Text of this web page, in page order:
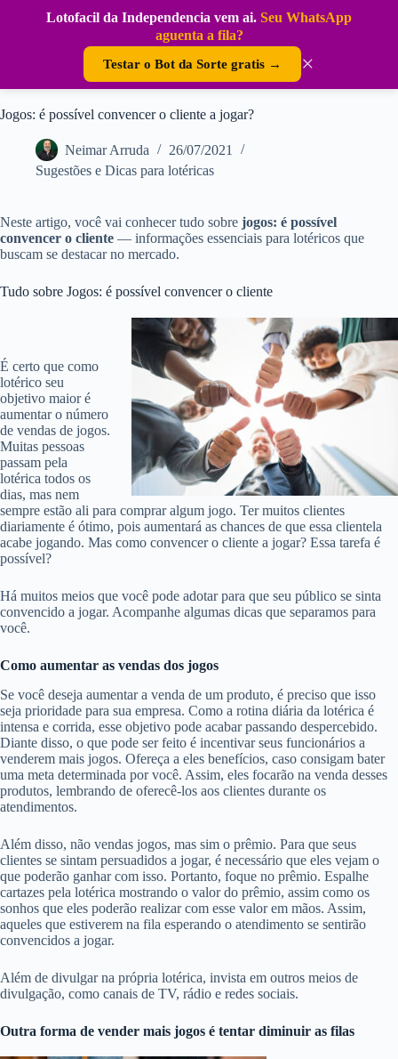
Lotofacil da Independencia vem ai. Seu WhatsApp
aguenta a fila?
Testar o Bot da Sorte gratis → ×
Jogos: é possível convencer o cliente a jogar?
Neimar Arruda
26/07/2021
Sugestões e Dicas para lotéricas
Neste artigo, você vai conhecer tudo sobre jogos: é possível
convencer o cliente — informações essenciais para lotéricos que
buscam se destacar no mercado.
Tudo sobre Jogos: é possível convencer o cliente
É certo que como
lotérico seu
objetivo maior é
aumentar o número
de vendas de jogos.
Muitas pessoas
passam pela
lotérica todos os
dias, mas nem
sempre estão ali para comprar algum jogo. Ter muitos clientes
diariamente é ótimo, pois aumentará as chances de que essa clientela
acabe jogando. Mas como convencer o cliente a jogar? Essa tarefa é
possível?
Há muitos meios que você pode adotar para que seu público se sinta
convencido a jogar. Acompanhe algumas dicas que separamos para
você.
Como aumentar as vendas dos jogos
Se você deseja aumentar a venda de um produto, é preciso que isso
seja prioridade para sua empresa. Como a rotina diária da lotérica é
intensa e corrida, esse objetivo pode acabar passando despercebido.
Diante disso, o que pode ser feito é incentivar seus funcionários a
venderem mais jogos. Ofereça a eles benefícios, caso consigam bater
uma meta determinada por você. Assim, eles focarão na venda desses
produtos, lembrando de oferecê-los aos clientes durante os
atendimentos.
Além disso, não vendas jogos, mas sim o prêmio. Para que seus
clientes se sintam persuadidos a jogar, é necessário que eles vejam o
que poderão ganhar com isso. Portanto, foque no prêmio. Espalhe
cartazes pela lotérica mostrando o valor do prêmio, assim como os
sonhos que eles poderão realizar com esse valor em mãos. Assim,
aqueles que estiverem na fila esperando o atendimento se sentirão
convencidos a jogar.
Além de divulgar na própria lotérica, invista em outros meios de
divulgação, como canais de TV, rádio e redes sociais.
Outra forma de vender mais jogos é tentar diminuir as filas